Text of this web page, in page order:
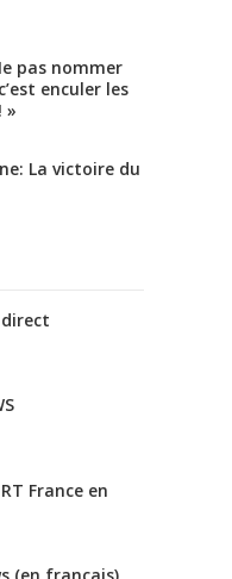
pas nommer
enculer les
»
La victoire du
France en